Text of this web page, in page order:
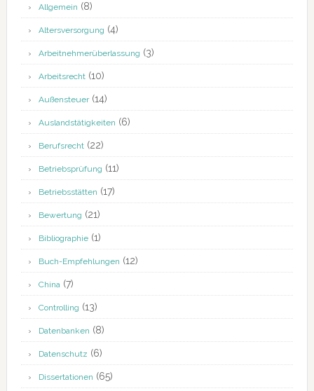
Allgemein (8)
Altersversorgung (4)
Arbeitnehmerüberlassung (3)
Arbeitsrecht(10)
Außensteuer(14)
Auslandstätigkeiten (6)
Berufsrecht(22)
Betriebsprüfung (11)
Betriebsstätten (17)
Bewertung (21)
Bibliographie(1)
Buch-Empfehlungen (12)
China(7)
Controlling (13)
Datenbanken (8)
Datenschutz (6)
Dissertationen (65)